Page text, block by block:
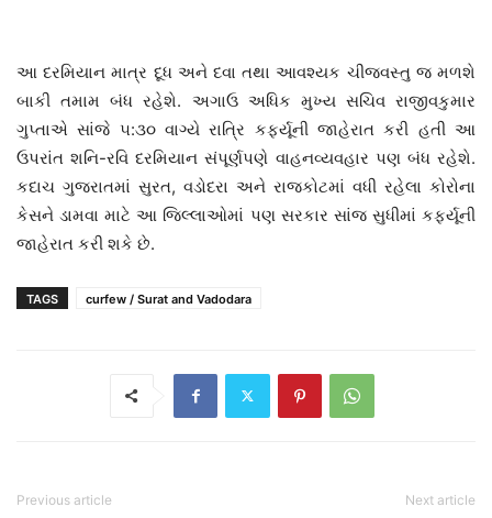
આ દરમિયાન માત્ર દૂધ અને દવા તથા આવશ્યક ચીજવસ્તુ જ મળશે
બાકી તમામ બંધ રહેશે. અગાઉ અધિક મુખ્ય સચિવ રાજીવકુમાર
ગુપ્તાએ સાંજે ૫:૩૦ વાગ્યે રાત્રિ કર્ફ્યૂની જાહેરાત કરી હતી આ
ઉપરાંત શનિ-રવિ દરમિયાન સંપૂર્ણપણે વાહનવ્યવહાર પણ બંધ રહેશે.
કદાચ ગુજરાતમાં સુરત, વડોદરા અને રાજકોટમાં વધી રહેલા કોરોના
કેસને ડામવા માટે આ જિલ્લાઓમાં પણ સરકાર સાંજ સુધીમાં કર્ફ્યૂની
જાહેરાત કરી શકે છે.
TAGS curfew / Surat and Vadodara
Previous article Next article